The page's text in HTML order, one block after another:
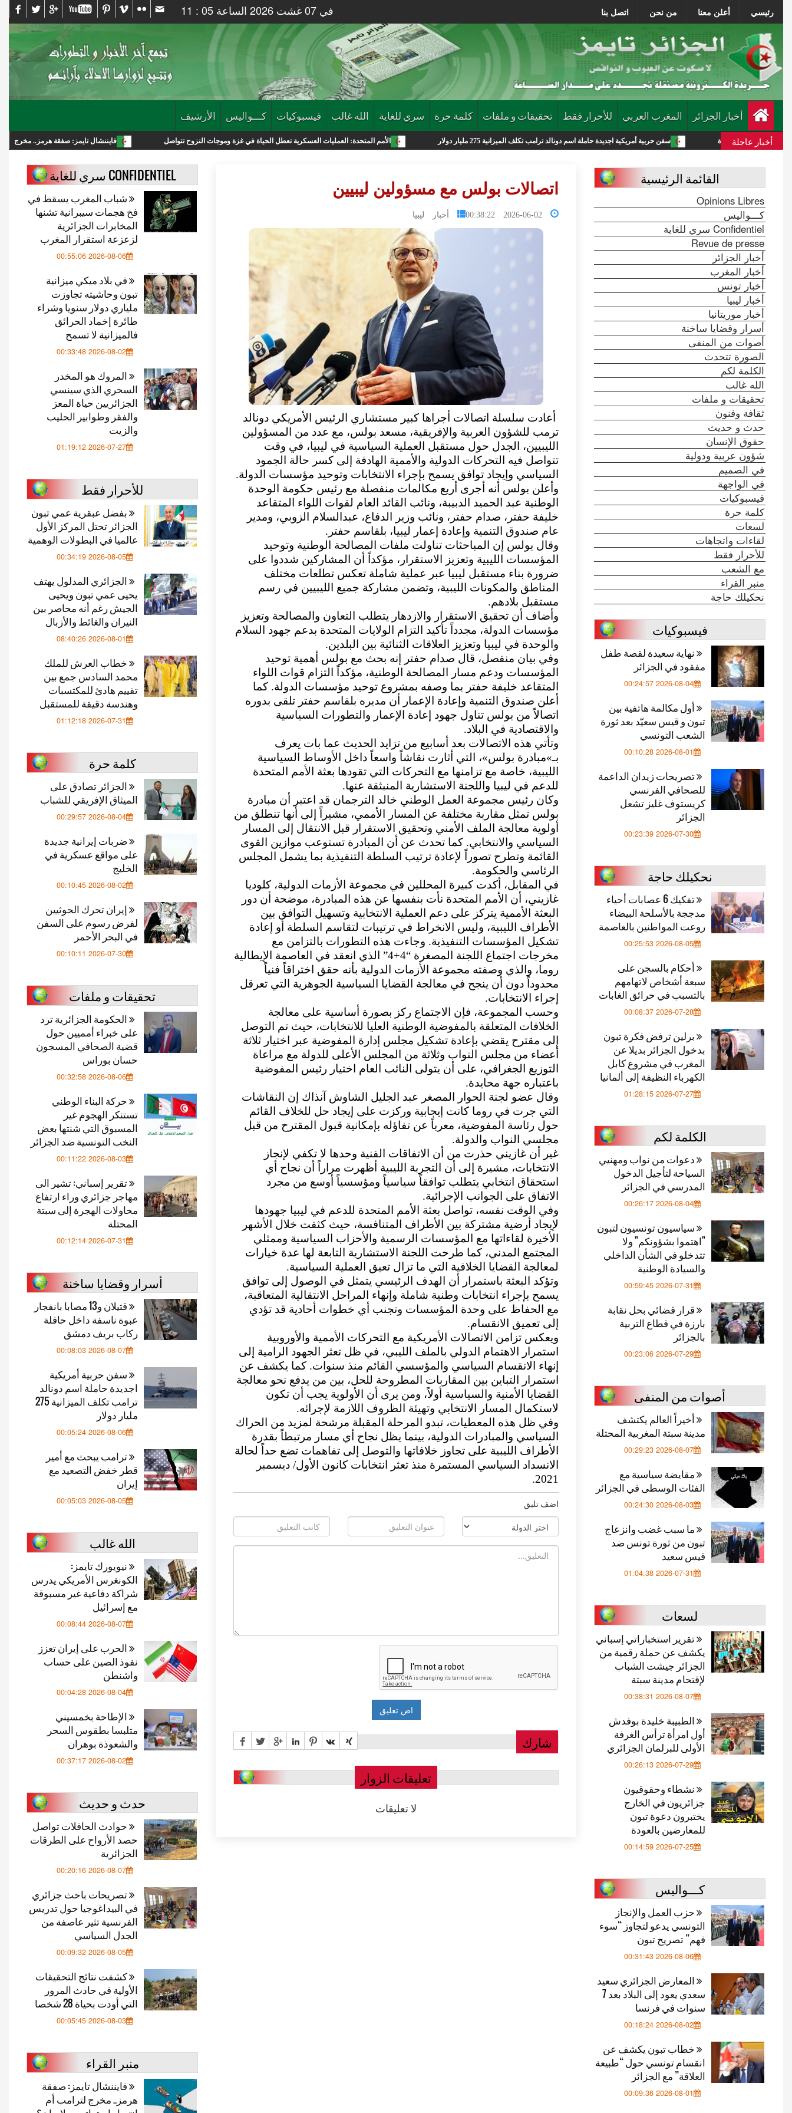
رئيسي أعلن معنا من نحن اتصل بنا في 07 غشت 2026 الساعة 05 : 11
أخبار الجزائر المغرب العربي للأحرار فقط تحقيقات و ملفات كلمة حرة سري للغاية الله غالب فيسبوكيات كـــواليس الأرشيف
أخبار عاجلة فايننشال تايمز: صفقة هرمز.. مخرج لترامب أم انتصار الأمم المتحدة: العمليات العسكرية تعطل الحياة في غزة وموجات النزوح تتواصل سفن حربية أمريكية اجديدة حاملة اسم دونالد ترامب تكلف الميزانية 275 مليار دولار جديدة
CONFIDENTIEL سري للغاية
شباب المغرب يسقط في
فخ هجمات سيبرانية تشنها
المخابرات الجزائرية
لزعزعة استقرار المغرب
2026-08-06 00:55:06
في بلاد ميكي ميزانية
تبون وحاشيته تجاوزت
ملياري دولار سنويا وشراء
طائرة إخماد الحرائق
فالميزانية لا تسمح
2026-08-02 00:33:48
المروك هو المخدر
السحري الذي سينسي
الجزائريين حياة المعز
والفقر وطوابير الحليب
والزيت
2026-07-27 01:19:12
للأحرار فقط
بفضل عبقرية عمي تبون
الجزائر تحتل المركز الأول
عالميا في البطولات الوهمية
2026-08-05 00:34:19
الجزائري المدلول يهتف
يحيى عمي تبون ويحيى
الجيش رغم أنه محاصر بين
النيران والغائط والأزبال
2026-08-01 08:40:26
خطاب العرش للملك
محمد السادس جمع بين
تقييم هادئ للمكتسبات
وهندسة دقيقة للمستقبل
2026-07-31 01:12:18
كلمة حرة
الجزائر تصادق على
الميثاق الإفريقي للشباب
2026-08-04 00:29:57
ضربات إيرانية جديدة
على مواقع عسكرية في
الخليج
2026-08-02 00:10:45
إيران تحرك الحوثيين
لفرض رسوم على السفن
في البحر الأحمر
2026-07-30 00:10:11
تحقيقات و ملفات
الحكومة الجزائرية ترد
على خبراء أمميين حول
قضية الصحافي المسجون
حسان بوراس
2026-08-06 00:32:58
حركة البناء الوطني
تستنكر الهجوم غير
المسبوق التي شنتها بعض
النخب التونسية ضد الجزائر
2026-08-03 00:11:22
تقرير إسباني: تشير الى
مهاجر جزائري وراء ارتفاع
محاولات الهجرة إلى سبتة
المحتلة
2026-07-31 00:12:14
أسرار وقضايا ساخنة
قتيلان و13 مصابا بانفجار
عبوة ناسفة داخل حافلة
ركاب بريف دمشق
2026-08-07 00:08:03
سفن حربية أمريكية
اجديدة حاملة اسم دونالد
ترامب تكلف الميزانية 275
مليار دولار
2026-08-06 00:05:24
ترامب يبحث مع أمير
قطر خفض التصعيد مع
إيران
2026-08-05 00:05:03
الله غالب
نيويورك تايمز:
الكونغرس الأمريكي يدرس
شراكة دفاعية غير مسبوقة
مع إسرائيل
2026-08-07 00:08:44
الحرب على إيران تعزز
نفوذ الصين على حساب
واشنطن
2026-08-04 00:04:28
الإطاحة بخمسيني
متلبسا بطقوس السحر
والشعوذة بوهران
2026-08-02 00:37:17
حدث و حديث
حوادث الحافلات تواصل
حصد الأرواح على الطرقات
الجزائرية
2026-08-07 00:20:16
تصريحات باحث جزائري
في البيداغوجيا حول تدريس
الفرنسية تثير عاصفة من
الجدل السياسي
2026-08-05 00:09:32
كشفت نتائج التحقيقات
الأولية في حادث المرور
التي أودت بحياة 28 شخصا
2026-08-03 00:05:45
منبر القراء
فايننشال تايمز: صفقة
هرمز.. مخرج لترامب أم
اتصالات بولس مع مسؤولين ليبيين
2026-06-02 00:38:22 أخبار ليبيا
أعادت سلسلة اتصالات أجراها كبير مستشاري الرئيس الأمريكي دونالد
ترمب للشؤون العربية والإفريقية، مسعد بولس، مع عدد من المسؤولين
الليبيين، الجدل حول مستقبل العملية السياسية في ليبيا، في وقت
تتواصل فيه التحركات الدولية والأممية الهادفة إلى كسر حالة الجمود
السياسي وإيجاد توافق يسمح بإجراء الانتخابات وتوحيد مؤسسات الدولة.
وأعلن بولس أنه أجرى أربع مكالمات منفصلة مع رئيس حكومة الوحدة
الوطنية عبد الحميد الدبيبة، ونائب القائد العام لقوات اللواء المتقاعد
خليفة حفتر، صدام حفتر، ونائب وزير الدفاع، عبدالسلام الزوبي، ومدير
عام صندوق التنمية وإعادة إعمار ليبيا، بلقاسم حفتر.
وقال بولس إن المباحثات تناولت ملفات المصالحة الوطنية وتوحيد
المؤسسات الليبية وتعزيز الاستقرار، مؤكداً أن المشاركين شددوا على
ضرورة بناء مستقبل ليبيا عبر عملية شاملة تعكس تطلعات مختلف
المناطق والمكونات الليبية، وتضمن مشاركة جميع الليبيين في رسم
مستقبل بلادهم.
وأضاف أن تحقيق الاستقرار والازدهار يتطلب التعاون والمصالحة وتعزيز
مؤسسات الدولة، مجدداً تأكيد التزام الولايات المتحدة بدعم جهود السلام
والوحدة في ليبيا وتعزيز العلاقات الثنائية بين البلدين.
وفي بيان منفصل، قال صدام حفتر إنه بحث مع بولس أهمية توحيد
المؤسسات ودعم مسار المصالحة الوطنية، مؤكداً التزام قوات اللواء
المتقاعد خليفة حفتر بما وصفه بمشروع توحيد مؤسسات الدولة. كما
أعلن صندوق التنمية وإعادة الإعمار أن مديره بلقاسم حفتر تلقى بدوره
اتصالاً من بولس تناول جهود إعادة الإعمار والتطورات السياسية
والاقتصادية في البلاد.
وتأتي هذه الاتصالات بعد أسابيع من تزايد الحديث عما بات يعرف
بـ»مبادرة بولس»، التي أثارت نقاشاً واسعاً داخل الأوساط السياسية
الليبية، خاصة مع تزامنها مع التحركات التي تقودها بعثة الأمم المتحدة
للدعم في ليبيا واللجنة الاستشارية المنبثقة عنها.
وكان رئيس مجموعة العمل الوطني خالد الترجمان قد اعتبر أن مبادرة
بولس تمثل مقاربة مختلفة عن المسار الأممي، مشيراً إلى أنها تنطلق من
أولوية معالجة الملف الأمني وتحقيق الاستقرار قبل الانتقال إلى المسار
السياسي والانتخابي. كما تحدث عن أن المبادرة تستوعب موازين القوى
القائمة وتطرح تصوراً لإعادة ترتيب السلطة التنفيذية بما يشمل المجلس
الرئاسي والحكومة.
في المقابل، أكدت كبيرة المحللين في مجموعة الأزمات الدولية، كلوديا
غازيني، أن الأمم المتحدة نأت بنفسها عن هذه المبادرة، موضحة أن دور
البعثة الأممية يتركز على دعم العملية الانتخابية وتسهيل التوافق بين
الأطراف الليبية، وليس الانخراط في ترتيبات لتقاسم السلطة أو إعادة
تشكيل المؤسسات التنفيذية. وجاءت هذه التطورات بالتزامن مع
مخرجات اجتماع اللجنة المصغرة “4+4” الذي انعقد في العاصمة الإيطالية
روما، والذي وصفته مجموعة الأزمات الدولية بأنه حقق اختراقاً فنياً
محدوداً دون أن ينجح في معالجة القضايا السياسية الجوهرية التي تعرقل
إجراء الانتخابات.
وحسب المجموعة، فإن الاجتماع ركز بصورة أساسية على معالجة
الخلافات المتعلقة بالمفوضية الوطنية العليا للانتخابات، حيث تم التوصل
إلى مقترح يقضي بإعادة تشكيل مجلس إدارة المفوضية عبر اختيار ثلاثة
أعضاء من مجلس النواب وثلاثة من المجلس الأعلى للدولة مع مراعاة
التوزيع الجغرافي، على أن يتولى النائب العام اختيار رئيس المفوضية
باعتباره جهة محايدة.
وقال عضو لجنة الحوار المصغر عبد الجليل الشاوش آنذاك إن النقاشات
التي جرت في روما كانت إيجابية وركزت على إيجاد حل للخلاف القائم
حول رئاسة المفوضية، معرباً عن تفاؤله بإمكانية قبول المقترح من قبل
مجلسي النواب والدولة.
غير أن غازيني حذرت من أن الاتفاقات الفنية وحدها لا تكفي لإنجاز
الانتخابات، مشيرة إلى أن التجربة الليبية أظهرت مراراً أن نجاح أي
استحقاق انتخابي يتطلب توافقاً سياسياً ومؤسسياً أوسع من مجرد
الاتفاق على الجوانب الإجرائية.
وفي الوقت نفسه، تواصل بعثة الأمم المتحدة للدعم في ليبيا جهودها
لإيجاد أرضية مشتركة بين الأطراف المتنافسة، حيث كثفت خلال الأشهر
الأخيرة لقاءاتها مع المؤسسات الرسمية والأحزاب السياسية وممثلي
المجتمع المدني، كما طرحت اللجنة الاستشارية التابعة لها عدة خيارات
لمعالجة القضايا الخلافية التي ما تزال تعيق العملية السياسية.
وتؤكد البعثة باستمرار أن الهدف الرئيسي يتمثل في الوصول إلى توافق
يسمح بإجراء انتخابات وطنية شاملة وإنهاء المراحل الانتقالية المتعاقبة،
مع الحفاظ على وحدة المؤسسات وتجنب أي خطوات أحادية قد تؤدي
إلى تعميق الانقسام.
ويعكس تزامن الاتصالات الأمريكية مع التحركات الأممية والأوروبية
استمرار الاهتمام الدولي بالملف الليبي، في ظل تعثر الجهود الرامية إلى
إنهاء الانقسام السياسي والمؤسسي القائم منذ سنوات. كما يكشف عن
استمرار التباين بين المقاربات المطروحة للحل، بين من يدفع نحو معالجة
القضايا الأمنية والسياسية أولاً، ومن يرى أن الأولوية يجب أن تكون
لاستكمال المسار الانتخابي وتهيئة الظروف اللازمة لإجرائه.
وفي ظل هذه المعطيات، تبدو المرحلة المقبلة مرشحة لمزيد من الحراك
السياسي والمبادرات الدولية، بينما يظل نجاح أي مسار مرتبطاً بقدرة
الأطراف الليبية على تجاوز خلافاتها والتوصل إلى تفاهمات تضع حداً لحالة
الانسداد السياسي المستمرة منذ تعثر انتخابات كانون الأول/ ديسمبر
2021.
اضف تليق
شارك
تعليقات الزوار
لا تعليقات
القائمة الرئيسية
Opinions Libres
كـــواليس
Confidentiel سري للغاية
Revue de presse
أخبار الجزائر
أخبار المغرب
أخبار تونس
أخبار ليبيا
أخبار موريتانيا
أسرار وقضايا ساخنة
أصوات من المنفى
الصورة تتحدث
الكلمة لكم
الله غالب
تحقيقات و ملفات
ثقافة وفنون
حدث و حديث
حقوق الإنسان
شؤون عربية ودولية
في الصميم
في الواجهة
فيسبوكيات
كلمة حرة
لسعات
لقاءات واتجاهات
للأحرار فقط
مع الشعب
منبر القراء
نحكيلك حاجة
فيسبوكيات
نهاية سعيدة لقصة طفل
مفقود في الجزائر
2026-08-04 00:24:57
أول مكالمة هاتفية بين
تبون و قيس سعيّد بعد ثورة
الشعب التونسي
2026-08-01 00:10:28
تصريحات زيدان الداعمة
للصحافي الفرنسي
كريستوف غليز تشعل
الجزائر
2026-07-30 00:23:39
نحكيلك حاجة
تفكيك 6 عصابات أحياء
مدججة بالأسلحة البيضاء
روعت المواطنين بالعاصمة
2026-08-05 00:25:53
أحكام بالسجن على
سبعة أشخاص لاتهامهم
بالتسبب في حرائق الغابات
2026-07-28 00:08:37
برلين ترفض فكرة تبون
بدخول الجزائر بديلا عن
المغرب في مشروع كابل
الكهرباء النظيفة إلى ألمانيا
2026-07-27 01:28:15
الكلمة لكم
دعوات من نواب ومهنيي
السياحة لتأجيل الدخول
المدرسي في الجزائر
2026-08-04 00:26:17
سياسيون تونسيون لتبون
"اهتموا بشؤونكم" ولا
تتدخلو في الشأن الداخلي
والسيادة الوطنية
2026-07-31 00:59:45
قرار قضائي بحل نقابة
بارزة في قطاع التربية
بالجزائر
2026-07-29 00:23:06
أصوات من المنفى
أخيراً العالم يكتشف
مدينة سبتة المغربية المحتلة
2026-08-07 00:29:23
مقايضة سياسية مع
الفئات الوسطى في الجزائر
2026-08-03 00:24:30
ما سبب غضب وانزعاج
تبون من ثورة تونس ضد
قيس سعيد
2026-07-31 01:04:38
لسعات
تقرير استخباراتي إسباني
يكشف عن حملة رقمية من
الجزائر جيشت الشباب
لإقتحام مدينة سبتة
2026-08-07 00:38:31
الطبيبة خليدة بوفدش
أول امرأة ترأس الغرفة
الأولى للبرلمان الجزائري
2026-07-29 00:26:13
نشطاء وحقوقيون
جزائريون في الخارج
يختبرون دعوة تبون
للمعارضين بالعودة
2026-07-25 00:14:59
كـــواليس
حزب العمل والإنجاز
التونسي يدعو لتجاوز “سوء
فهم” تصريح تبون
2026-08-06 00:31:43
المعارض الجزائري سعيد
سعدي يعود إلى البلاد بعد 7
سنوات في فرنسا
2026-08-02 00:18:24
خطاب تبون يكشف عن
انقسام تونسي حول “طبيعة
العلاقة” مع الجزائر
2026-08-01 00:09:36